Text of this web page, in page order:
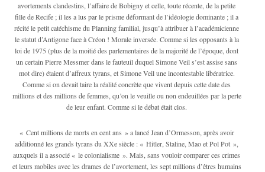
avortements clandestins, l’affaire de Bobigny et celle, toute récente, de la petite
fille de Recife ; il les a lus par le prisme déformant de l’idéologie dominante ; il a
récité le petit catéchisme du Planning familial, jusqu’à attribuer à l’académicienne
le statut d’Antigone face à Créon ! Morale inversée. Comme si les opposants à la
loi de 1975 (plus de la moitié des parlementaires de la majorité de l’époque, dont
un certain Pierre Messmer dans le fauteuil duquel Simone Veil s’est assise sans
mot dire) étaient d’affreux tyrans, et Simone Veil une incontestable libératrice.
Comme si on devait taire la réalité concrète que vivent depuis cette date des
millions et des millions de femmes, qu’on le veuille ou non endeuillées par la perte
de leur enfant. Comme si le débat était clos.
« Cent millions de morts en cent ans » a lancé Jean d’Ormesson, après avoir
additionné les grands tyrans du XXe siècle : « Hitler, Staline, Mao et Pol Pot »,
auxquels il a associé « le colonialisme ». Mais, sans vouloir comparer ces crimes
et leurs mobiles avec les drames de l’avortement, les sept millions d’êtres humains